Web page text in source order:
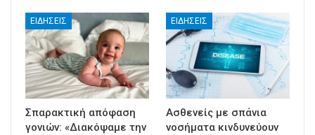
ΕΙΔΉΣΕΙΣ
Σπαρακτική απόφαση
γονιών: «Διακόψαμε την
ΕΙΔΉΣΕΙΣ
Ασθενείς με σπάνια
νοσήματα κινδυνεύουν